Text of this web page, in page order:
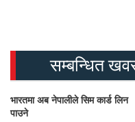
सम्बन्धित
भारतमा अब नेपालीले सिम कार्ड लिन
पाउने